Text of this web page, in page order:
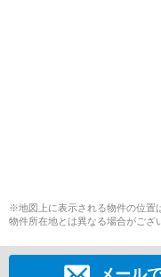
※地図上に表示される物件の位置
物件所在地とは異なる場合がござ